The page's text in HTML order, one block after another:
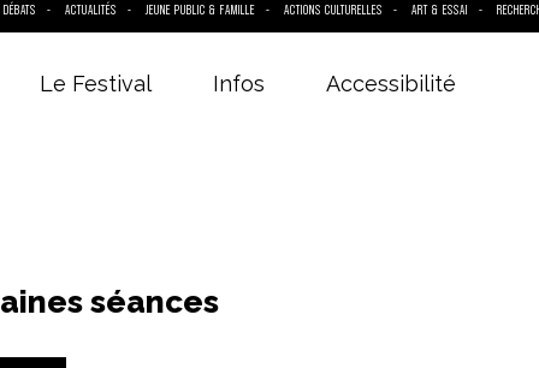
DÉBATS ACTUALITÉS JEUNE PUBLIC & FAMILLE ACTIONS CULTURELLES ART & ESSAI
Le Festival Infos Accessibilité
séances